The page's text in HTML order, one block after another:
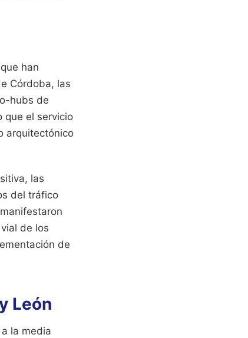
han
Córdoba, las
hubs de
que el servicio
arquitectónico
las
del tráfico
de los
de
León
la media